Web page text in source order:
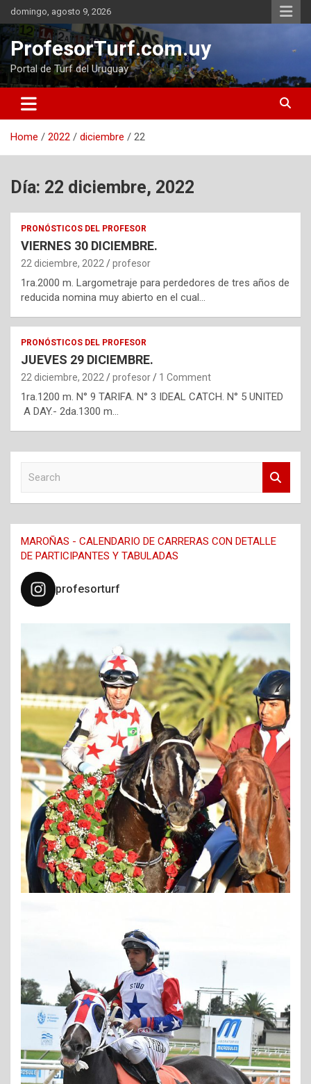
Skip
to
content
domingo, agosto 9, 2026
ProfesorTurf.com.uy
Portal de Turf del Uruguay
Home 2022 diciembre 22
Día: 22 diciembre, 2022
PRONÓSTICOS DEL PROFESOR
VIERNES 30 DICIEMBRE.
22 diciembre, 2022 profesor
1ra.2000 m. Largometraje para perdedores de tres años de
reducida nomina muy abierto en el cual…
PRONÓSTICOS DEL PROFESOR
JUEVES 29 DICIEMBRE.
22 diciembre, 2022 profesor 1 Comment
1ra.1200 m. N° 9 TARIFA. N° 3 IDEAL CATCH. N° 5 UNITED
A DAY.- 2da.1300 m…
c
h
MAROÑAS - CALENDARIO DE CARRERAS CON DETALLE
DE PARTICIPANTES Y TABULADAS
profesorturf